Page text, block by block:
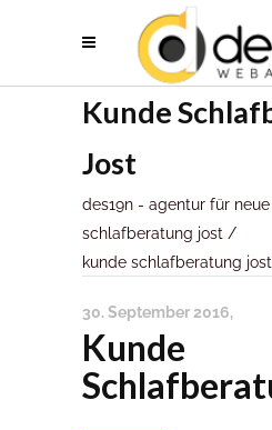
Kunde
Jost
des19n - agentur für
schlafberatung jost /
kunde schlafberatung jost
30. September 2016
Kunde